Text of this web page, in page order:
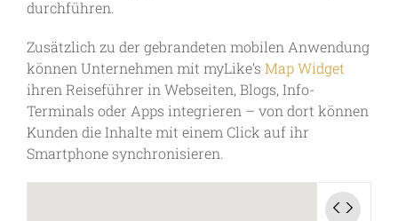
durchführen.
Zusätzlich zu der gebrandeten mobilen Anwendung
können Unternehmen mit myLike’s Map Widget
ihren Reiseführer in Webseiten, Blogs, Info-
Terminals oder Apps integrieren – von dort können
Kunden die Inhalte mit einem Click auf ihr
Smartphone synchronisieren.